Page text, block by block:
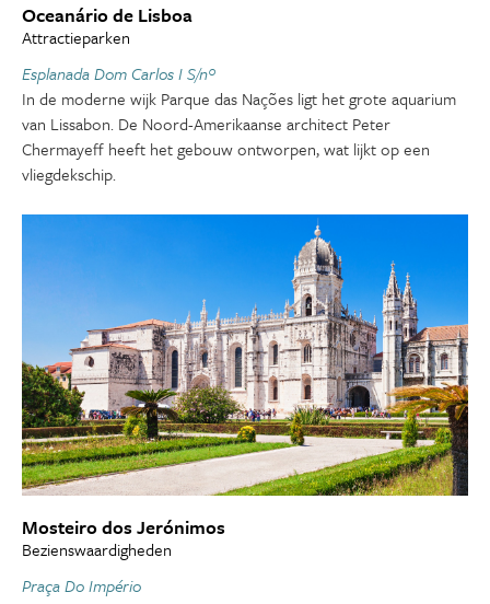
Oceanário de Lisboa
Attractieparken
Esplanada Dom Carlos I S/nº
In de moderne wijk Parque das Nações ligt het grote aquarium
van Lissabon. De Noord-Amerikaanse architect Peter
Chermayeff heeft het gebouw ontworpen, wat lijkt op een
vliegdekschip.
Mosteiro dos Jerónimos
Bezienswaardigheden
Praça Do Império